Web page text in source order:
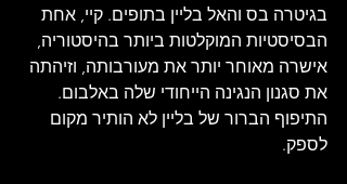
בגיטרה בס והאל בליין בתופים. קיי, אחת
הבסיסטיות המוקלטות ביותר בהיסטוריה,
אישרה מאוחר יותר את מעורבותה, וזיהתה
את סגנון הנגינה הייחודי שלה באלבום.
התיפוף הברור של בליין לא הותיר מקום
לספק.